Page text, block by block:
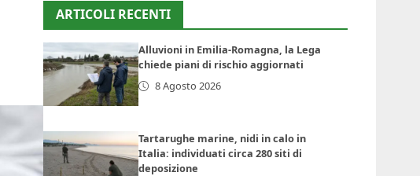
ARTICOLI RECENTI
Alluvioni in Emilia-Romagna, la Lega
chiede piani di rischio aggiornati
8 Agosto 2026
Tartarughe marine, nidi in calo in
Italia: individuati circa 280 siti di
deposizione